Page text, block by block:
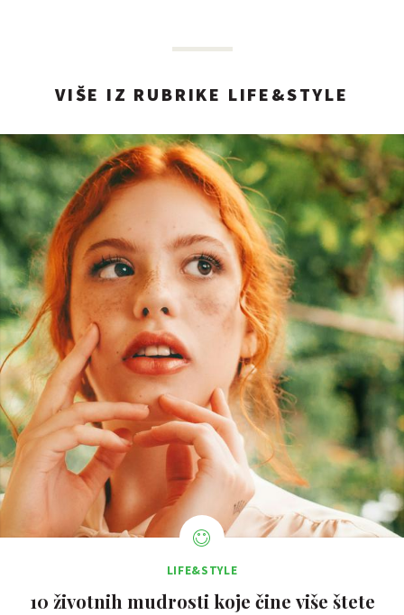
VIŠE IZ RUBRIKE LIFE&STYLE
LIFE&STYLE
10 životnih mudrosti koje čine više štete